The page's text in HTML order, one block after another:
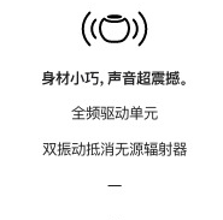
身材小巧，声音超震撼。
全频驱动单元
双振动抵消无源辐射器
—